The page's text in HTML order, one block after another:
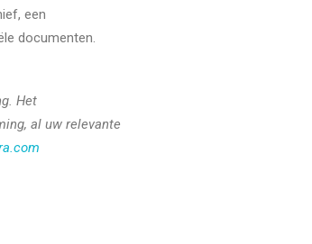
een
documenten.
Het
al uw relevante